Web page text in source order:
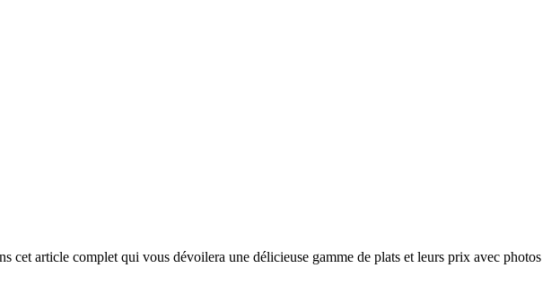
article complet qui vous dévoilera une délicieuse gamme de plats et leurs prix avec photos